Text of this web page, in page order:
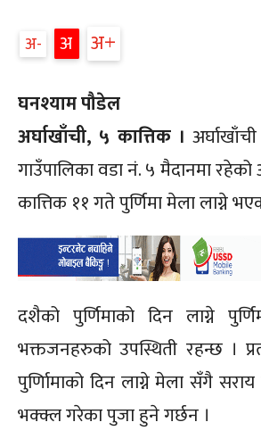
अ- अ अ+
घनश्याम पौडेल
अर्घाखाँची, ५ कात्तिक ।
गाउँपालिका वडा नं. ५ मैदानमा
कात्तिक ११ गते पुर्णिमा मेला लाग्ने
दशैको पुर्णिमाको दिन लाग्ने
भक्तजनहरुको उपस्थिती रहन्छ ।
पुर्णिामाको दिन लाग्ने मेला सँगै
भक्क्ल गरेका पुजा हुने गर्छन ।